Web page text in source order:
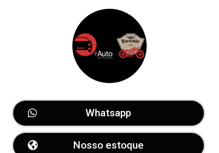
Whatsapp
Nosso estoque